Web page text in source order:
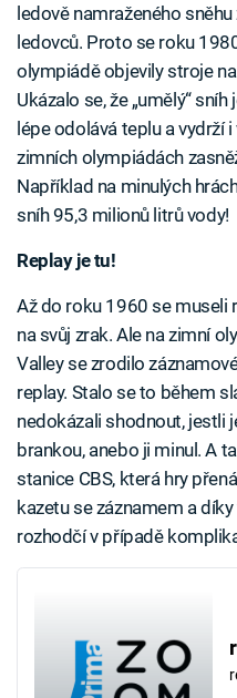
ledově namraženého
ledovců. Proto se roku
olympiádě objevily stroje
Ukázalo se, že „umělý“
lépe odolává teplu a vydrží
zimních olympiádách
Například na minulých
sníh 95,3 milionů litrů vody!
Replay je tu!
Až do roku 1960 se museli
na svůj zrak. Ale na zimní
Valley se zrodilo
replay. Stalo se to během
nedokázali shodnout, jestli
brankou, anebo ji minul. A
stanice CBS, která hry
kazetu se záznamem a
rozhodčí v případě